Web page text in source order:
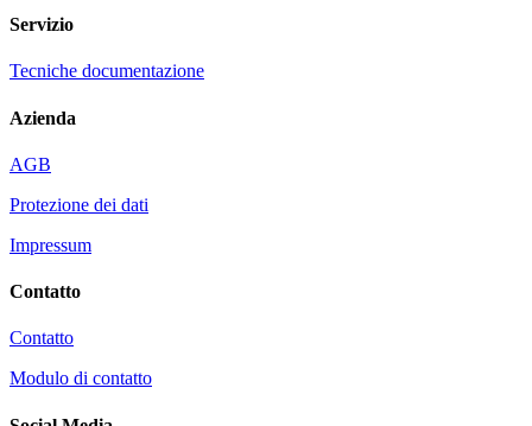
Servizio
Tecniche documentazione
Azienda
AGB
Protezione dei dati
Impressum
Contatto
Contatto
Modulo di contatto